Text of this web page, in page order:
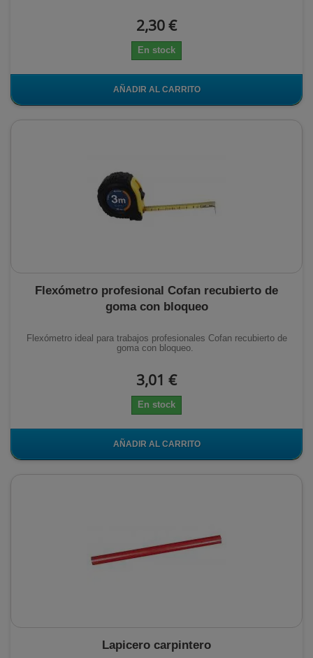
2,30 €
En stock
AÑADIR AL CARRITO
Flexómetro profesional Cofan recubierto de
goma con bloqueo
Flexómetro ideal para trabajos profesionales Cofan recubierto de
goma con bloqueo.
3,01 €
En stock
AÑADIR AL CARRITO
Lapicero carpintero